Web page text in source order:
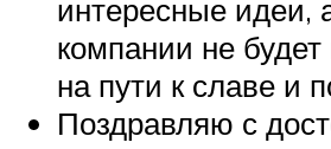
интересные идеи,
компании не будет
на пути к славе и
Поздравляю с